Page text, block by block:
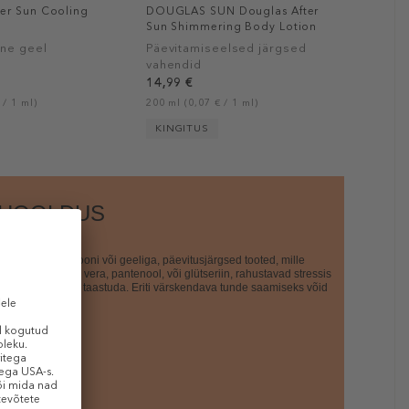
Sun Cooling
geel
/ 1 ml)
DOUGLAS SUN Douglas After
Sun Shimmering Body Lotion
Päevitamiseelsed järgsed
vahendid
14,99 €
200 ml (0,07 € / 1 ml)
KINGITUS
kreemi, losjooni või geeliga, päevitusjärgsed tooted, mille
kuuluvad aloe vera, pantenool, või glütseriin, rahustavad stressis
aitavad sellel taastuda. Eriti värskendava tunde saamiseks võid
hoida.